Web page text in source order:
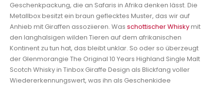
Geschenkpackung, die an Safaris in Afrika denken lässt. Die
Metallbox besitzt ein braun geflecktes Muster, das wir auf
Anhieb mit Giraffen assoziieren. Was schottischer Whiskymit
den langhalsigen wilden Tieren auf dem afrikanischen
Kontinent zu tun hat, das bleibt unklar. So oder so überzeugt
der Glenmorangie The Original 10 Years Highland Single Malt
Scotch Whisky in Tinbox Giraffe Design als Blickfang voller
Wiedererkennungswert, was ihn als Geschenkidee